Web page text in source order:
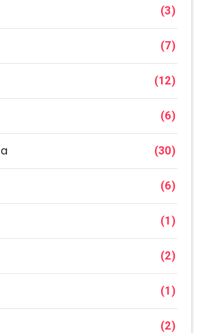
(3)
(7)
(12)
(6)
(30)
(6)
(1)
(2)
(1)
(2)